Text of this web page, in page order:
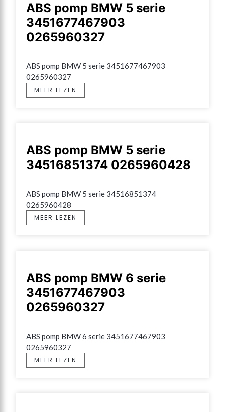
ABS pomp BMW 5 serie
3451677467903
0265960327
ABS pomp BMW 5 serie 3451677467903
0265960327
MEER LEZEN
ABS pomp BMW 5 serie
34516851374 0265960428
ABS pomp BMW 5 serie 34516851374
0265960428
MEER LEZEN
ABS pomp BMW 6 serie
3451677467903
0265960327
ABS pomp BMW 6 serie 3451677467903
0265960327
MEER LEZEN